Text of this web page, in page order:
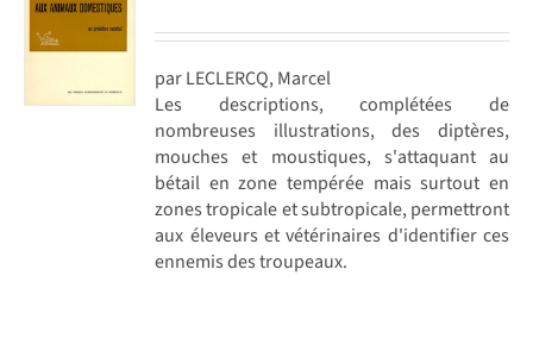
par LECLERCQ, Marcel
Les descriptions, complétées de
nombreuses illustrations, des diptères,
mouches et moustiques, s'attaquant au
bétail en zone tempérée mais surtout en
zones tropicale et subtropicale, permettront
aux éleveurs et vétérinaires d'identifier ces
ennemis des troupeaux.